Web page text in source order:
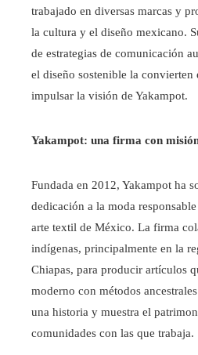
trabajado en diversas marcas y
la cultura y el diseño mexicano.
de estrategias de comunicación
el diseño sostenible la convierten
impulsar la visión de Yakampot.​
Yakampot: una firma con
Fundada en 2012, Yakampot ha
dedicación a la moda
arte textil de México. La firma
indígenas, principalmente en la
Chiapas, para producir artículos
moderno con métodos
una historia y muestra el
comunidades con las que trabaja.